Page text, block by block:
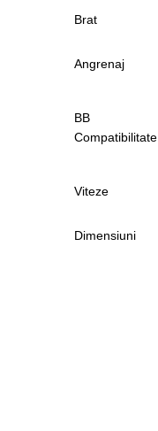
Brat
Angrenaj
BB
Compatibilitate
Viteze
Dimensiuni